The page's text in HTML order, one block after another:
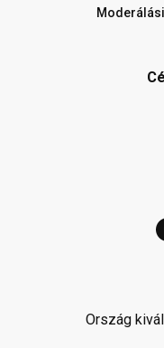
Ország